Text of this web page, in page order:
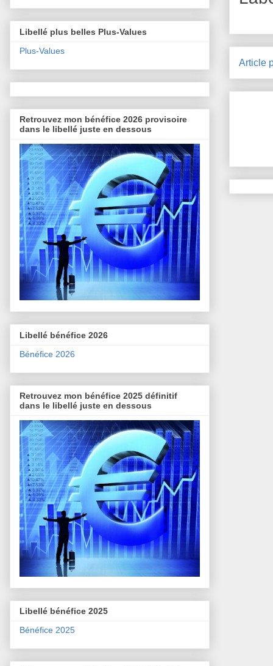
Article
Libellé plus belles Plus-Values
Plus-Values
Retrouvez mon bénéfice 2026 provisoire
dans le libellé juste en dessous
Libellé bénéfice 2026
Bénéfice 2026
Retrouvez mon bénéfice 2025 définitif
dans le libellé juste en dessous
Libellé bénéfice 2025
Bénéfice 2025